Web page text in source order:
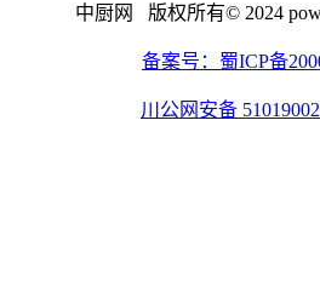
中厨网 版权所有© 2024
备案号：蜀ICP备
川公网安备